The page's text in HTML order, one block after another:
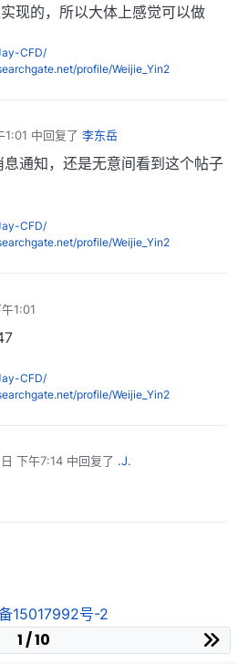
现的，所以大体上感觉可以做
CFD/
profile/Weijie_Yin2
1:01 中回复了 李东岳
通知，还是无意间看到这个帖子
CFD/
profile/Weijie_Yin2
1:01
CFD/
profile/Weijie_Yin2
下午7:14 中回复了 .J.
15017992号-2
1 / 10